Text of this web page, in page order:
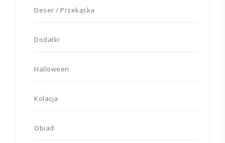
Deser / Przekąska
Dodatki
Halloween
Kolacja
Obiad